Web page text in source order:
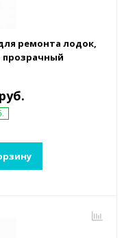
ремонта лодок,
прозрачный